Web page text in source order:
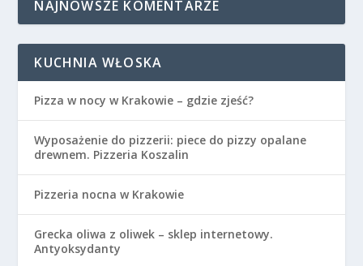
NAJNOWSZE KOMENTARZE
KUCHNIA WŁOSKA
Pizza w nocy w Krakowie – gdzie zjeść?
Wyposażenie do pizzerii: piece do pizzy opalane
drewnem. Pizzeria Koszalin
Pizzeria nocna w Krakowie
Grecka oliwa z oliwek – sklep internetowy.
Antyoksydanty